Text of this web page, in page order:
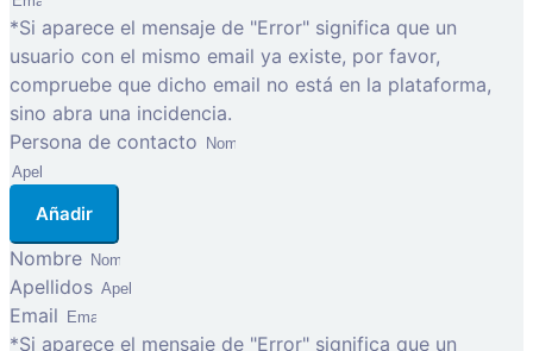
*Si aparece el mensaje de "Error" significa que un
usuario con el mismo email ya existe, por favor,
compruebe que dicho email no está en la plataforma,
sino abra una incidencia.
Persona de contacto
Añadir
Nombre
Apellidos
Email
*Si aparece el mensaje de "Error" significa que un